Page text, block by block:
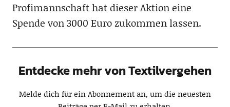
Profimannschaft hat dieser Aktion eine
Spende von 3000 Euro zukommen lassen.
Entdecke mehr von Textilvergehen
Melde dich für ein Abonnement an, um die neuesten